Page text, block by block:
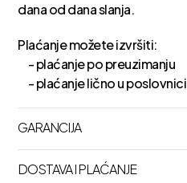
dana od dana slanja.
Plaćanje možete izvršiti:
- plaćanje po preuzimanju
- plaćanje lično u poslovnici
GARANCIJA
DOSTAVA I PLAĆANJE